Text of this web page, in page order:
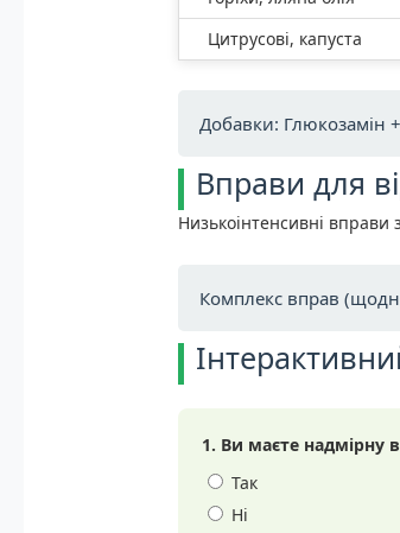
Цитрусові, капуста
Добавки: Глюкозамін
Вправи для
Низькоінтенсивні
Комплекс вправ
1. Ви маєте надмірну
Так
Ні